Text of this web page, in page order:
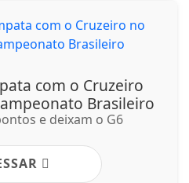
com o Cruzeiro
Brasileiro
e deixam o G6